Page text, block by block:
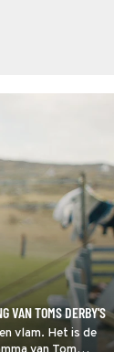
VAN TOMS DERBY'S
vlam. Het is de